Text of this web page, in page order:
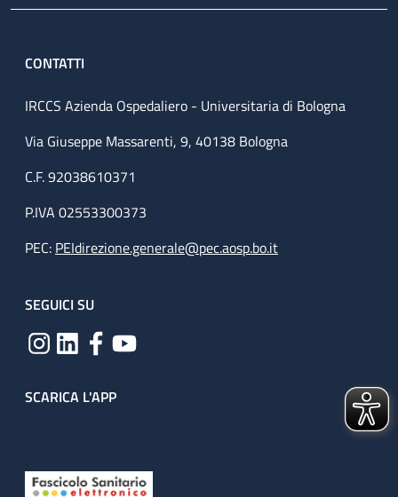
CONTATTI
IRCCS Azienda Ospedaliero - Universitaria di Bologna
Via Giuseppe Massarenti, 9, 40138 Bologna
C.F. 92038610371
P.IVA 02553300373
PEC: PEIdirezione.generale@pec.aosp.bo.it
SEGUICI SU
SCARICA L'APP